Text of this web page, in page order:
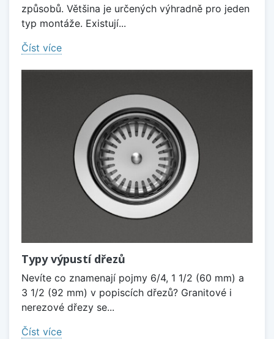
způsobů. Většina je určených výhradně pro jeden
typ montáže. Existují...
Číst více
Typy výpustí dřezů
Nevíte co znamenají pojmy 6/4, 1 1/2 (60 mm) a
3 1/2 (92 mm) v popiscích dřezů? Granitové i
nerezové dřezy se...
Číst více